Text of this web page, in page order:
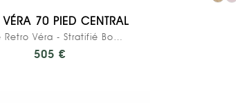
VÉRA 70 PIED CENTRAL
505 €